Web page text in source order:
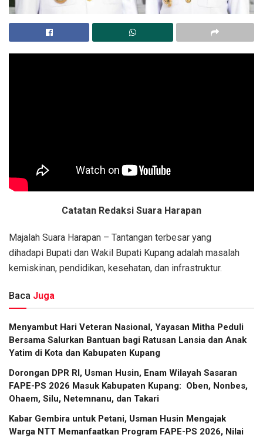
Catatan Redaksi Suara Harapan
Majalah Suara Harapan – Tantangan terbesar yang
dihadapi Bupati dan Wakil Bupati Kupang adalah masalah
kemiskinan, pendidikan, kesehatan, dan infrastruktur.
Baca Juga
​Menyambut Hari Veteran Nasional, Yayasan Mitha Peduli
Bersama Salurkan Bantuan bagi Ratusan Lansia dan Anak
Yatim di Kota dan Kabupaten Kupang
Dorongan DPR RI, Usman Husin, Enam Wilayah Sasaran
FAPE-PS 2026 Masuk Kabupaten Kupang: Oben, Nonbes,
Ohaem, Silu, Netemnanu, dan Takari
Kabar Gembira untuk Petani, Usman Husin Mengajak
Warga NTT Memanfaatkan Program FAPE-PS 2026, Nilai